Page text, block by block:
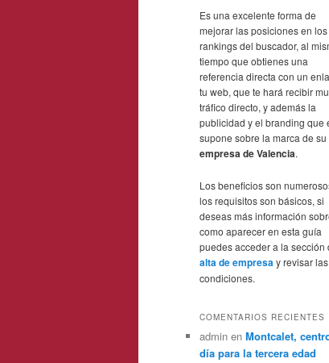
Es una excelente forma de
mejorar las posiciones en los
rankings del buscador, al
tiempo que obtienes una
referencia directa con un
tu web, que te hará recibir
tráfico directo, y además la
publicidad y el branding que
supone sobre la marca de su
empresa de Valencia.
Los beneficios son
los requisitos son básicos, si
deseas más información
como aparecer en esta guía
puedes acceder a la sección
alta de empresay revisar las
condiciones.
COMENTARIOS RECIENTES
admin en Montcalet,
día para la tercera edad